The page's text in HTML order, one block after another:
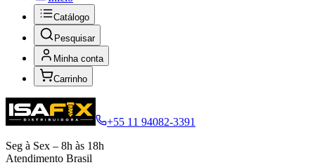
Catálogo
Pesquisar
Minha conta
Carrinho
+55 11 94082-3391
Seg à Sex – 8h às 18h
Atendimento Brasil